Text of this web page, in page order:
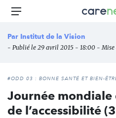
Aller
principal
des
Menu
Par Institut de la Vision
- Publié le 29 avril 2015 - 18:00 -
#ODD 03 : BONNE SANTÉ ET BIEN-
Journée
de l’accessibilité